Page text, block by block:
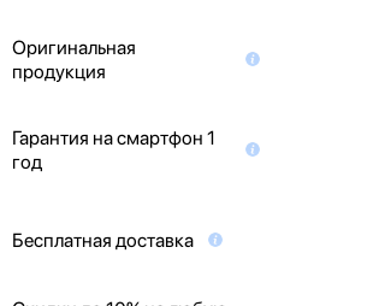
Оригинальная
продукция
Гарантия на смартфон 1
год
Бесплатная доставка